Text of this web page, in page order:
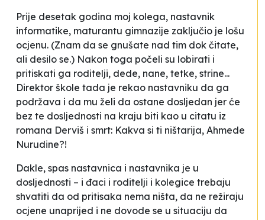
Prije desetak godina moj kolega, nastavnik
informatike, maturantu gimnazije zaključio je lošu
ocjenu. (Znam da se gnušate nad tim dok čitate,
ali desilo se.) Nakon toga počeli su lobirati i
pritiskati ga roditelji, dede, nane, tetke, strine...
Direktor škole tada je rekao nastavniku da ga
podržava i da mu želi da ostane dosljedan jer će
bez te dosljednosti na kraju biti kao u citatu iz
romana Derviš i smrt: Kakva si ti ništarija, Ahmede
Nurudine?!
Dakle, spas nastavnica i nastavnika je u
dosljednosti – i đaci i roditelji i kolegice trebaju
shvatiti da od pritisaka nema ništa, da ne režiraju
ocjene unaprijed i ne dovode se u situaciju da